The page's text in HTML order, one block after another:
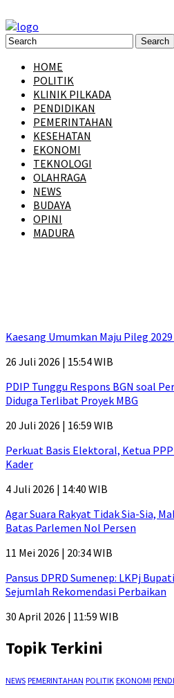
HOME
POLITIK
KLINIK PILKADA
PENDIDIKAN
PEMERINTAHAN
KESEHATAN
EKONOMI
TEKNOLOGI
OLAHRAGA
NEWS
BUDAYA
OPINI
MADURA
Kaesang Umumkan Maju Pileg
26 Juli 2026 | 15:54 WIB
PDIP Tunggu Respons BGN soal
Diduga Terlibat Proyek MBG
20 Juli 2026 | 16:59 WIB
Perkuat Basis Elektoral, Ketua
Kader
4 Juli 2026 | 14:40 WIB
Agar Suara Rakyat Tidak Sia-Sia,
Batas Parlemen Nol Persen
11 Mei 2026 | 20:34 WIB
Pansus DPRD Sumenep: LKPj
Sejumlah Rekomendasi Perbaikan
30 April 2026 | 11:59 WIB
Topik Terkini
NEWS PEMERINTAHAN POLITIK EKONOMI